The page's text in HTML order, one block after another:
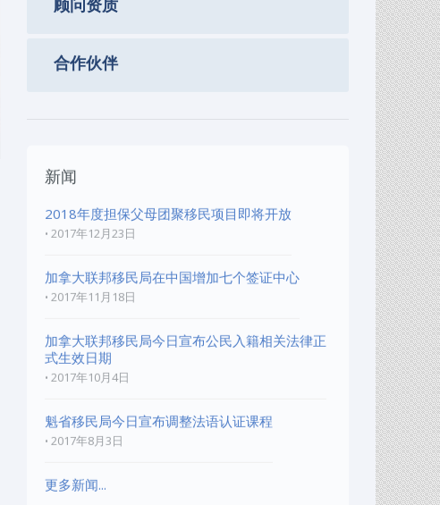
顾问资质
合作伙伴
新闻
2018年度担保父母团聚移民项目即将开放
2017年12月23日
加拿大联邦移民局在中国增加七个签证中心
2017年11月18日
加拿大联邦移民局今日宣布公民入籍相关法律正
式生效日期
2017年10月4日
魁省移民局今日宣布调整法语认证课程
2017年8月3日
更多新闻...